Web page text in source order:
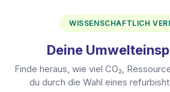
WISSENSCHAFTLICH
Deine
Finde heraus, wie viel CO₂,
du durch die Wahl eines